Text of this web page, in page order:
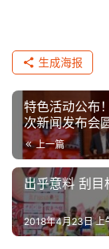
运
集
生成海报
特色活动公布
次新闻发布会
上一篇
出乎意料 刮目
2018年4月23日 上